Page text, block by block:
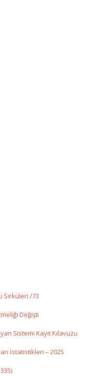
Sirküleri /73
Değişti
Sistemi Kayıt Kılavuzu
İstatistikleri – 2025